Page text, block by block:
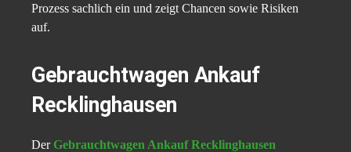
Prozess sachlich ein und zeigt Chancen sowie Risiken
auf.
Gebrauchtwagen Ankauf
Recklinghausen
Der Gebrauchtwagen Ankauf Recklinghausen